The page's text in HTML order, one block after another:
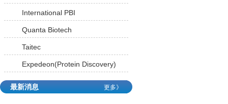
International PBI
Quanta Biotech
Taitec
Expedeon(Protein Discovery)
最新消息 更多》